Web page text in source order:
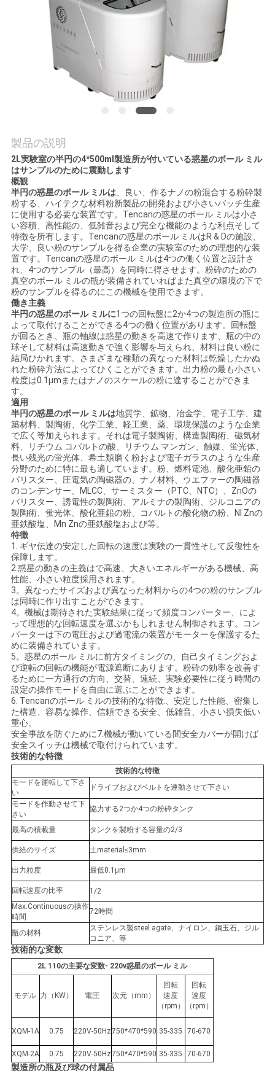
連
絡
し
な
さ
い
ニ
ュ
ー
ス
BLOG
引
用
を
要
求
し
な
さ
い
地
図
プ
ラ
イ
バ
シ
ー
ポ
リ
ー
製品の説明
2L実験室の半円の4*500ml製造所が付いている惑星のボール ミル
はサンプルのために震動します
概観
半円の惑星のボール ミルは、良い、作るナノの粉混合する粉砕製
粉する、ハイテクな材料粉新製品の開発および小さいバッチ生産
に使用する必要な装置です。Tencanの惑星のボール ミルは小さ
い容積、高性能の、低雑音および完全な機能のような利点そして
特徴を所有します。Tencanの惑星のボール ミルはR & Dの施設、
大学、良い粉のサンプルを得る企業の実験室のための理想的な装
置です。Tencanの惑星のボール ミルは4つの働く位置と設計さ
れ、4つのサンプル（最高）を同時に得させます。粉砕のための
真空のボール ミルの瓶が装備されていればまた真空の環境の下で
粉のサンプルを得るのにこの機械を使用できます。
働き主義
半円の惑星のボール ミルに1つの回転盤に2か4つの製造所の瓶に
よって取付けることができる4つの働く位置があります。回転盤
が回るとき、瓶の軸線は惑星の動きを高速で作ります、瓶の中の
球そして材料は高速動きで強く影響を与えられ、材料は良い粉に
結局ひかれます。さまざまな種類の異なった材料は乾燥したかぬ
れた粉砕方法によってひくことができます。出力粉の最も小さい
粒度は0.1μmまたはナノのスケールの粉に達することができま
す。
適用
半円の惑星のボール ミルは地質学、鉱物、冶金学、電子工学、建
築材料、製陶術、化学工業、軽工業、薬、環境保護のような企業
で広く等加えられます。それは電子製陶術、構造製陶術、磁気材
料、リチウム コバルトの酸、リチウム マンガン、触媒、蛍光体、
長い残光の蛍光体、希土類磨く粉および電子ガラスのような生産
分野のために特に最も適しています。粉、燃料電池、酸化亜鉛の
バリスター、圧電気の陶磁器の、ナノ材料、ウエファーの陶磁器
のコンデンサー、MLCC、サーミスター（PTC、NTC）、ZnOの
バリスター、誘電性の製陶術、アルミナの製陶術、ジルコニアの
製陶術、蛍光体、酸化亜鉛の粉、コバルトの酸化物の粉、NI Znの
亜鉄酸塩、Mn Znの亜鉄酸塩および等。
特徴
1. ギヤ伝達の安定した回転の速度は実験の一貫性そして反復性を
保障します。
2.惑星の動きの主義はで高速、大きいエネルギーがある機械、高
性能、小さい粒度採用されます。
3。異なったサイズおよび異なった材料からの4つの粉のサンプル
は同時に作り出すことができます。
4。機械は期待された実験結果に従って頻度コンバーター、によ
って理想的な回転速度を選ぶかもしれません制御されます。コン
バーターは下の電圧および過電流の装置がモーターを保護するた
めに装備されています。
5。惑星のボール ミルに前方タイミングの、自己タイミングおよ
び逆転の回転の機能が電源遮断にあります。粉砕の効率を改善す
るために一方通行の方向、交替、連続、実験必要性に従う時間の
設定の操作モードを自由に選ぶことができます。
6. Tencanのボール ミルの技術的な特徴:、安定した性能、密集し
た構造、容易な操作、信頼できる安全、低雑音、小さい損失低い
重心。
安全事故を防ぐために7.機械が動いている間安全カバーが開けば
安全スイッチは機械で取付けられています。
技術的な特徴
技術的な特徴
モードを運転して下さ
い
ドライブおよびベルトを連動させて下さい
モードを作動させて下
さい
協力する2つか4つの粉砕タンク
最高の積載量 タンクを製粉する容量の2/3
供給のサイズ 土material≤3mm
出力粒度 最低0.1μm
回転速度の比率
1/2
Max.Continuousの操作
時間
72時間
瓶の材料
ステンレス製steel.agate、ナイロン、鋼玉石、ジル
コニア、等
技術的な変数
2L 110の主要な変数- 220v惑星のボール ミル
モデル 力（KW） 電圧 次元（mm）
回転
速度
（rpm）
回転
速度
（rpm）
XQM-1A 0.75 220V-50Hz750*470*590 35-335 70-670
XQM-2A 0.75 220V-50Hz750*470*590 35-335 70-670
製造所の瓶及び球の付属品